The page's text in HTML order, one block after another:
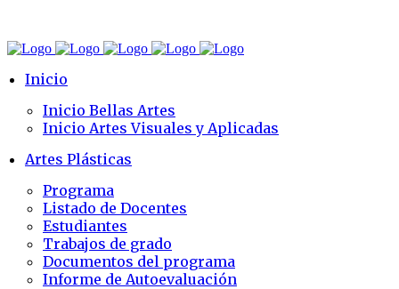
Inicio
Inicio Bellas Artes
Inicio Artes Visuales y Aplicadas
Artes Plásticas
Programa
Listado de Docentes
Estudiantes
Trabajos de grado
Documentos del programa
Informe de Autoevaluación